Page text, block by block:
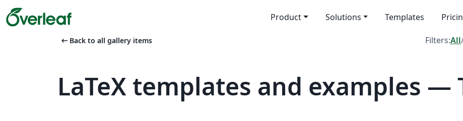
Product Solutions Templates
arrow_left_alt Back to all gallery items Filters:All
LaTeX templates and examples —